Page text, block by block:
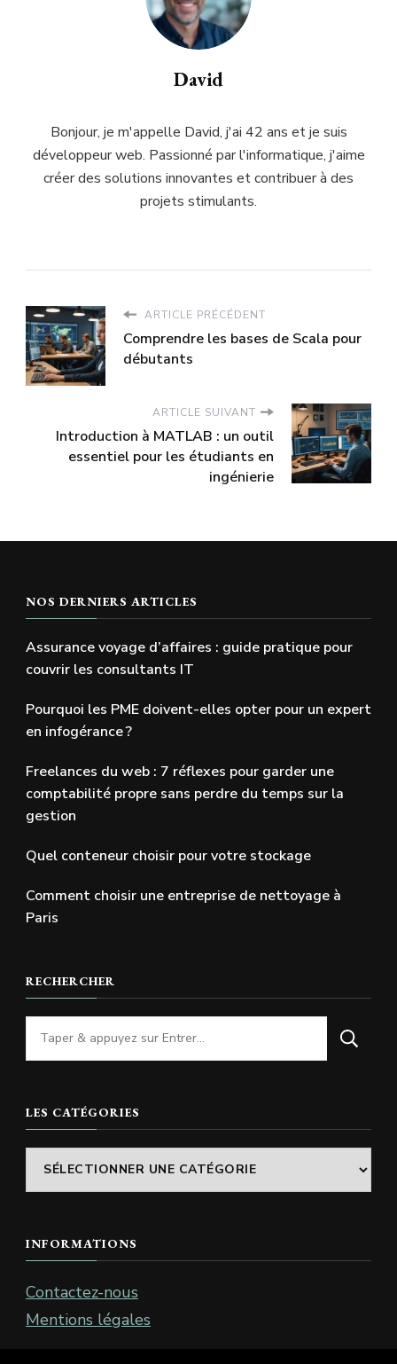
David
Bonjour, je m'appelle David, j'ai 42 ans et je suis
développeur web. Passionné par l'informatique, j'aime
créer des solutions innovantes et contribuer à des
projets stimulants.
ARTICLE PRÉCÉDENT
Comprendre les bases de Scala pour
débutants
ARTICLE SUIVANT
Introduction à MATLAB : un outil
essentiel pour les étudiants en
ingénierie
NOS DERNIERS ARTICLES
Assurance voyage d’affaires : guide pratique pour
couvrir les consultants IT
Pourquoi les PME doivent-elles opter pour un expert
en infogérance ?
Freelances du web : 7 réflexes pour garder une
comptabilité propre sans perdre du temps sur la
gestion
Quel conteneur choisir pour votre stockage
Comment choisir une entreprise de nettoyage à
Paris
RECHERCHER
Vous
recherchiez
chose
LES CATÉGORIES
Les
catégories
INFORMATIONS
Contactez-nous
Mentions légales